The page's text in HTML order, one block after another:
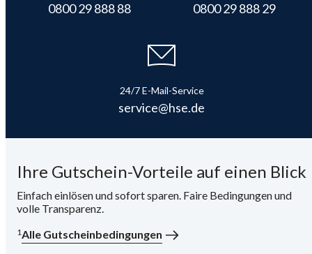
0800 29 888 88 0800 29 888 29
24/7 E-Mail-Service
service@hse.de
Ihre Gutschein-Vorteile auf einen Blick
Einfach einlösen und sofort sparen. Faire Bedingungen und
volle Transparenz.
1Alle Gutscheinbedingungen